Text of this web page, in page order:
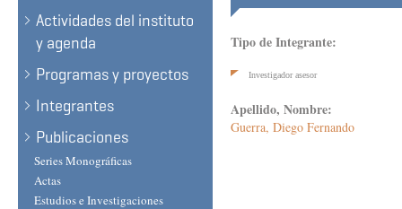
Actividades del instituto
y agenda
Programas y proyectos
Integrantes
Publicaciones
Series Monográficas
Actas
Estudios e Investigaciones
Tipo de Integrante:
Investigador asesor
Apellido, Nombre:
Guerra, Diego Fernando